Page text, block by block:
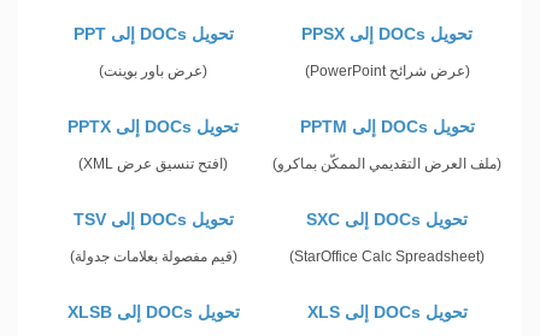
تحويل DOCs إلى PPSX
(عرض شرائح PowerPoint)
تحويل DOCs إلى PPT
(عرض باور بوينت)
تحويل DOCs إلى PPTM
(ملف العرض التقديمي الممكّن بماكرو)
تحويل DOCs إلى PPTX
(افتح تنسيق عرض XML)
تحويل DOCs إلى SXC
(StarOffice Calc Spreadsheet)
تحويل DOCs إلى TSV
(قيم مفصولة بعلامات جدولة)
تحويل DOCs إلى XLS تحويل DOCs إلى XLSB